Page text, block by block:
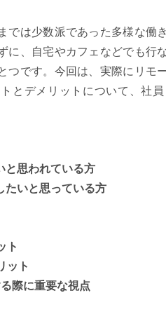
では少数派であった多様な働
に、自宅やカフェなどでも行
つです。今回は、実際にリモ
とデメリットについて、社
と思われている方
たいと思っている方
ト
ット
際に重要な視点